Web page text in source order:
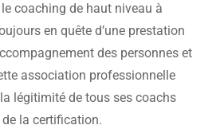
coaching de haut niveau à
en quête d’une prestation
des personnes et
association professionnelle
légitimité de tous ses coachs
la certification.